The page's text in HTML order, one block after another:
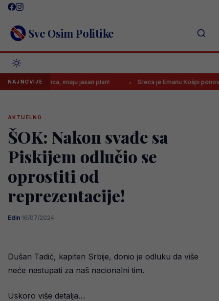
Skip
content Sve Osim Politike
NAJNOVIJE
za Bosanca, imaju jasan plan! Sreća je Emanu Košpi ponovo
AKTUELNO
ŠOK: Nakon svađe sa
Piskijem odlučio se
oprostiti od
reprezentacije!
Edin·16/07/2024
Dušan Tadić, kapiten Srbije, donio je odluku da više
neće nastupati za naš nacionalni tim.
Uskoro više detalja…